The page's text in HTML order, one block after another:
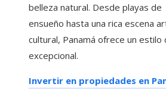
belleza natural. Desde playas de
ensueño hasta una rica escena
cultural, Panamá ofrece un estilo
excepcional.
Invertir en propiedades en